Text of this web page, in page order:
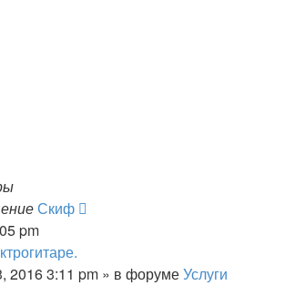
Скиф
pm
2016 3:11 pm » в форумеУслуги